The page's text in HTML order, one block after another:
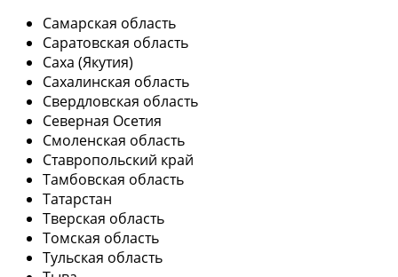
Самарская область
Саратовская область
Саха (Якутия)
Сахалинская область
Свердловская область
Северная Осетия
Смоленская область
Ставропольский край
Тамбовская область
Татарстан
Тверская область
Томская область
Тульская область